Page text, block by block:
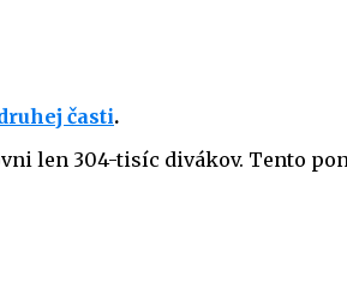
časti.
len 304-tisíc divákov. Tento